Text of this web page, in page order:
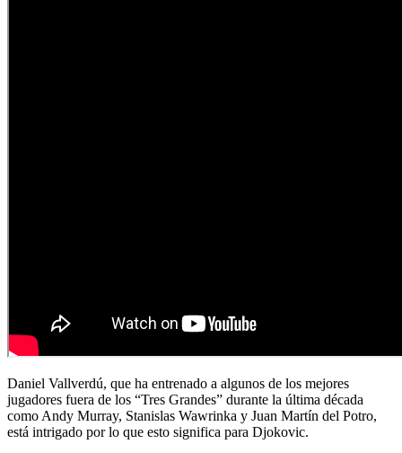
Daniel Vallverdú, que ha entrenado a algunos de los mejores
jugadores fuera de los “Tres Grandes” durante la última década
como Andy Murray, Stanislas Wawrinka y Juan Martín del Potro,
está intrigado por lo que esto significa para Djokovic.